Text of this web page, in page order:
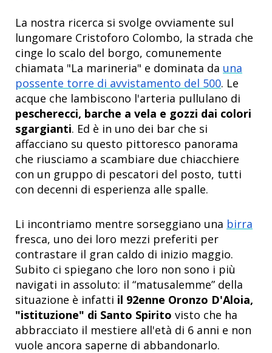
La nostra ricerca si svolge ovviamente sul
lungomare Cristoforo Colombo, la strada che
cinge lo scalo del borgo, comunemente
chiamata "La marineria" e dominata da una
possente torre di avvistamento del 500. Le
acque che lambiscono l'arteria pullulano di
pescherecci, barche a vela e gozzi dai colori
sgargianti. Ed è in uno dei bar che si
affacciano su questo pittoresco panorama
che riusciamo a scambiare due chiacchiere
con un gruppo di pescatori del posto, tutti
con decenni di esperienza alle spalle.
Li incontriamo mentre sorseggiano una birra
fresca, uno dei loro mezzi preferiti per
contrastare il gran caldo di inizio maggio.
Subito ci spiegano che loro non sono i più
navigati in assoluto: il “matusalemme” della
situazione è infatti il 92enne Oronzo D'Aloia,
"istituzione" di Santo Spirito visto che ha
abbracciato il mestiere all'età di 6 anni e non
vuole ancora saperne di abbandonarlo.